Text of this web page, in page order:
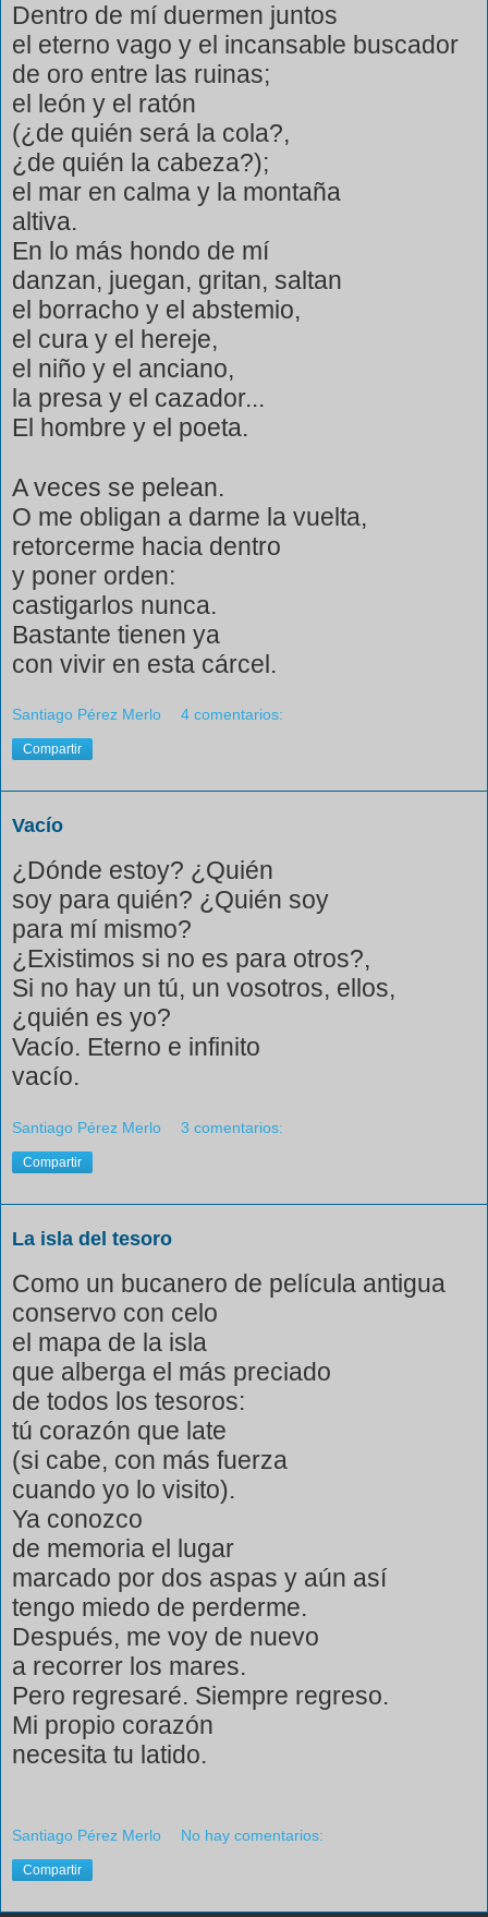
Dentro de mí duermen juntos
el eterno vago y el incansable buscador
de oro entre las ruinas;
el león y el ratón
(¿de quién será la cola?,
¿de quién la cabeza?);
el mar en calma y la montaña
altiva.
En lo más hondo de mí
danzan, juegan, gritan, saltan
el borracho y el abstemio,
el cura y el hereje,
el niño y el anciano,
la presa y el cazador...
El hombre y el poeta.
A veces se pelean.
O me obligan a darme la vuelta,
retorcerme hacia dentro
y poner orden:
castigarlos nunca.
Bastante tienen ya
con vivir en esta cárcel.
Santiago Pérez Merlo 4 comentarios:
Compartir
Vacío
¿Dónde estoy? ¿Quién
soy para quién? ¿Quién soy
para mí mismo?
¿Existimos si no es para otros?,
Si no hay un tú, un vosotros, ellos,
¿quién es yo?
Vacío. Eterno e infinito
vacío.
Santiago Pérez Merlo 3 comentarios:
Compartir
La isla del tesoro
Como un bucanero de película antigua
conservo con celo
el mapa de la isla
que alberga el más preciado
de todos los tesoros:
tú corazón que late
(si cabe, con más fuerza
cuando yo lo visito).
Ya conozco
de memoria el lugar
marcado por dos aspas y aún así
tengo miedo de perderme.
Después, me voy de nuevo
a recorrer los mares.
Pero regresaré. Siempre regreso.
Mi propio corazón
necesita tu latido.
Santiago Pérez Merlo No hay comentarios:
Compartir